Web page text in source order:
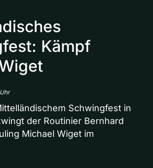
Kämpf
Schwingfest in
der Routinier Bernhard
Michael Wiget im